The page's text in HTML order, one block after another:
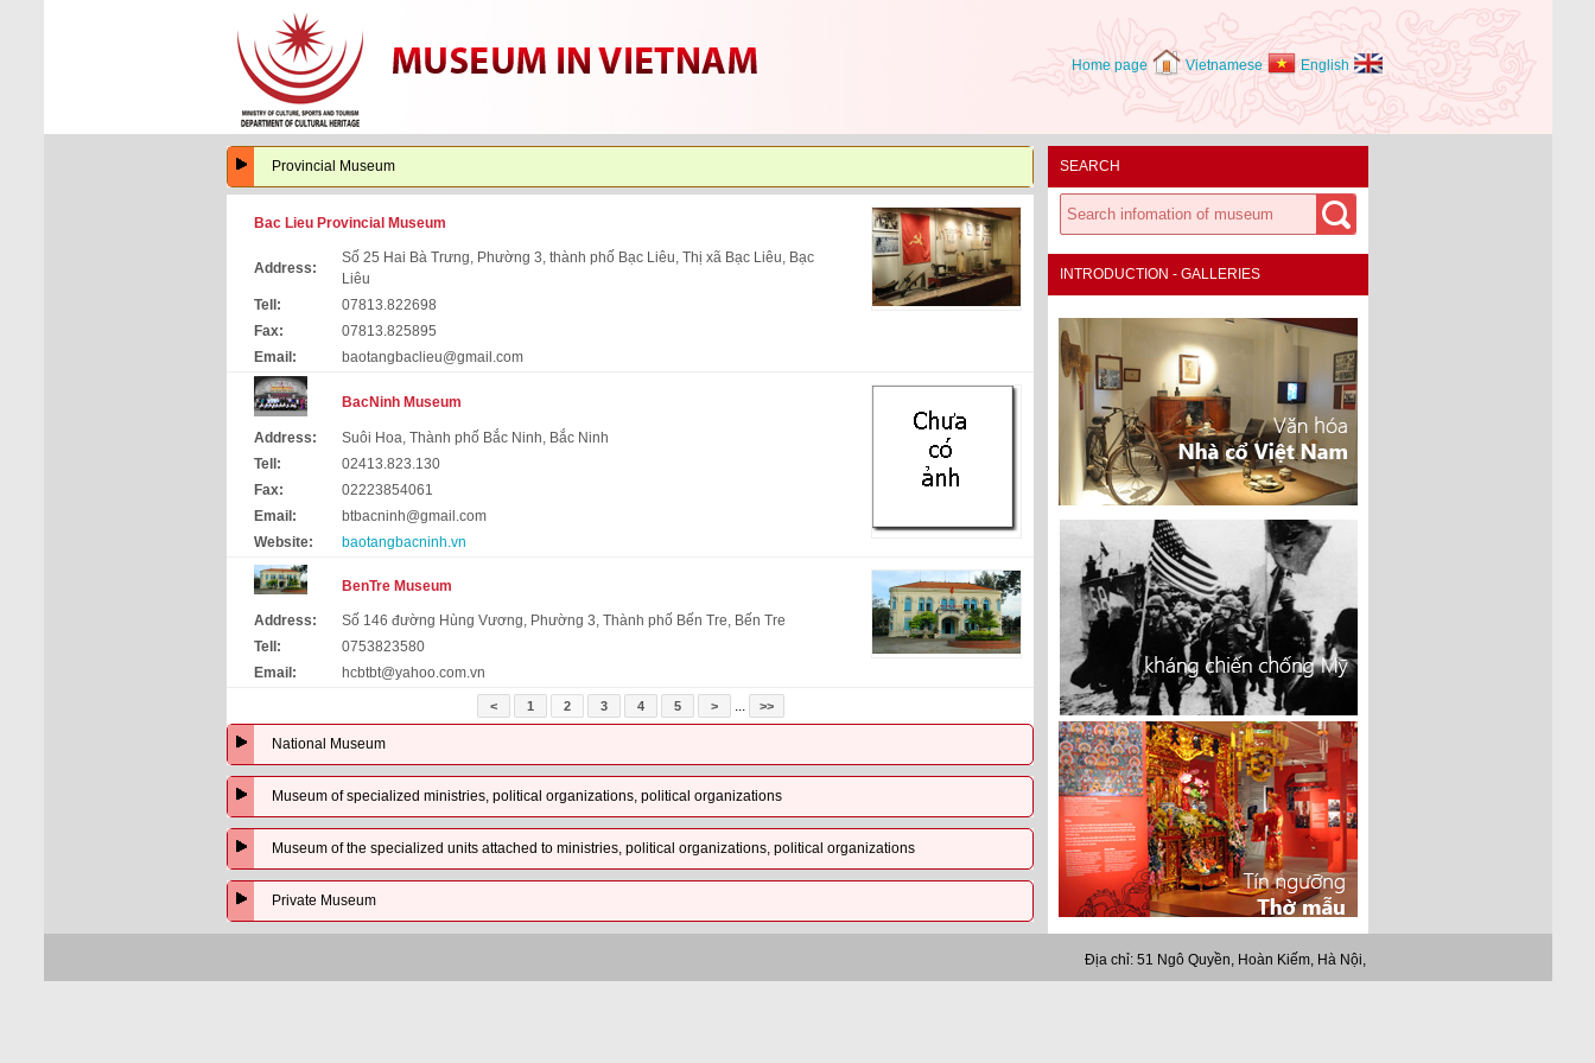
Home page Vietnamese English
Provincial Museum
Bac Lieu Provincial Museum
Address:
Số 25 Hai Bà Trưng, Phường 3, thành phố Bạc Liêu, Thị xã Bạc Liêu, Bạc
Liêu
Tell:
07813.822698
Fax:
07813.825895
Email:
baotangbaclieu@gmail.com
BacNinh Museum
Address:
Suôi Hoa, Thành phố Bắc Ninh, Bắc Ninh
Tell:
02413.823.130
Fax:
02223854061
Email:
btbacninh@gmail.com
Website:
baotangbacninh.vn
BenTre Museum
Address:
Số 146 đường Hùng Vương, Phường 3, Thành phố Bến Tre, Bến Tre
Tell:
0753823580
Email:
hcbtbt@yahoo.com.vn
< 1 2 3 4 5 > ... >>
National Museum
Museum of specialized ministries, political organizations, political organizations
Museum of the specialized units attached to ministries, political organizations, political organizations
Private Museum
SEARCH
INTRODUCTION - GALLERIES
Địa chỉ: 51 Ngô Quyền, Hoàn Kiếm, Hà Nội, Việt Nam.